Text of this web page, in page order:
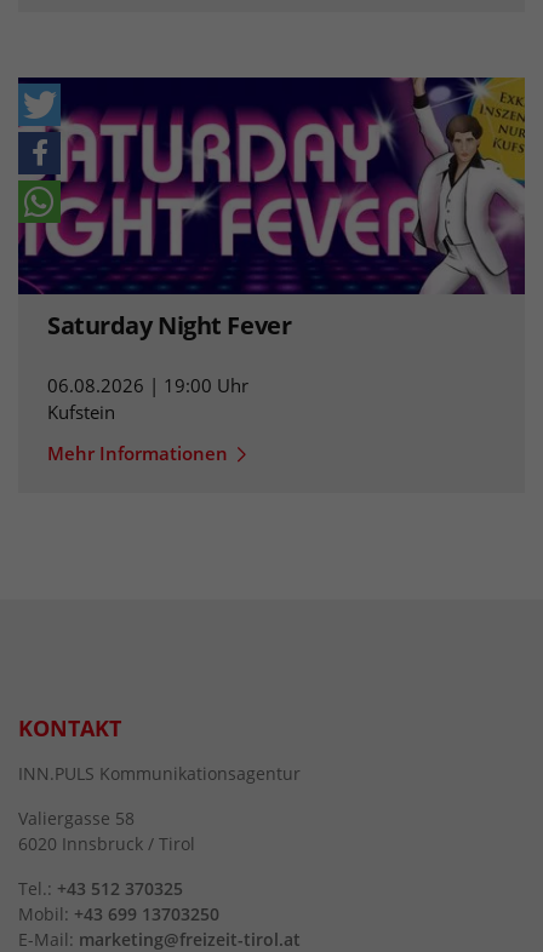
Saturday Night Fever
06.08.2026 | 19:00 Uhr
Kufstein
Mehr Informationen
KONTAKT
INN.PULS Kommunikationsagentur
Valiergasse 58
6020 Innsbruck / Tirol
Tel.: +43 512 370325
Mobil: +43 699 13703250
E-Mail: marketing@freizeit-tirol.at